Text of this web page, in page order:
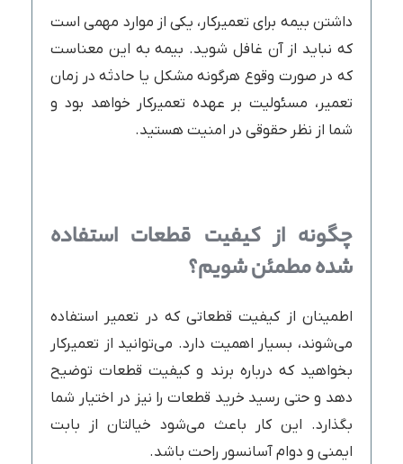
داشتن بیمه برای تعمیرکار، یکی از موارد مهمی است
که نباید از آن غافل شوید. بیمه به این معناست
که در صورت وقوع هرگونه مشکل یا حادثه در زمان
تعمیر، مسئولیت بر عهده تعمیرکار خواهد بود و
شما از نظر حقوقی در امنیت هستید.
چگونه از کیفیت قطعات استفاده
شده مطمئن شویم؟
اطمینان از کیفیت قطعاتی که در تعمیر استفاده
می‌شوند، بسیار اهمیت دارد. می‌توانید از تعمیرکار
بخواهید که درباره برند و کیفیت قطعات توضیح
دهد و حتی رسید خرید قطعات را نیز در اختیار شما
بگذارد. این کار باعث می‌شود خیالتان از بابت
ایمنی و دوام آسانسور راحت باشد.